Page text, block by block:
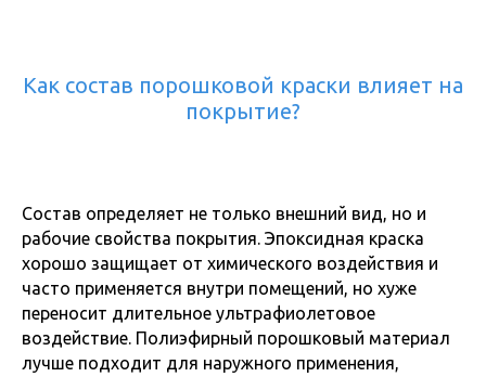
Как состав порошковой краски влияет на
покрытие?
Состав определяет не только внешний вид, но и
рабочие свойства покрытия. Эпоксидная краска
хорошо защищает от химического воздействия и
часто применяется внутри помещений, но хуже
переносит длительное ультрафиолетовое
воздействие. Полиэфирный порошковый материал
лучше подходит для наружного применения,